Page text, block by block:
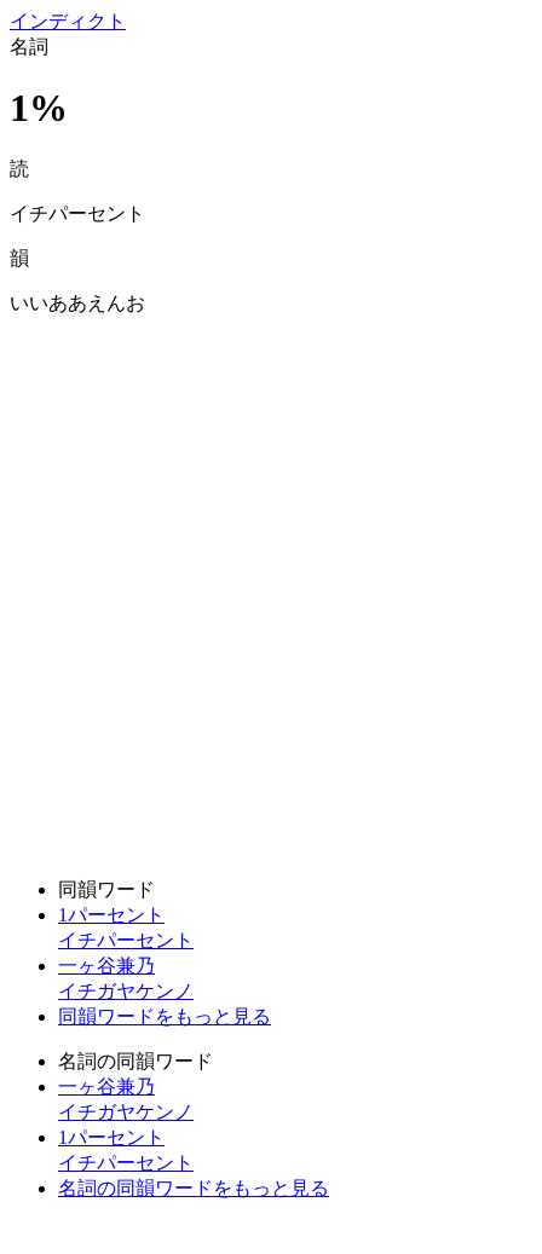
インディクト
名詞
1%
読
イチパーセント
韻
いいああえんお
同韻ワード
1パーセント
イチパーセント
一ヶ谷兼乃
イチガヤケンノ
同韻ワードをもっと見る
名詞の同韻ワード
一ヶ谷兼乃
イチガヤケンノ
1パーセント
イチパーセント
名詞の同韻ワードをもっと見る